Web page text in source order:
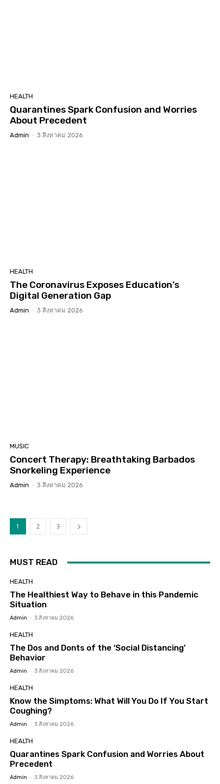
HEALTH
Quarantines Spark Confusion and Worries
About Precedent
Admin - 3 สิงหาคม 2026
HEALTH
The Coronavirus Exposes Education’s
Digital Generation Gap
Admin - 3 สิงหาคม 2026
MUSIC
Concert Therapy: Breathtaking Barbados
Snorkeling Experience
Admin - 3 สิงหาคม 2026
1 2 3
MUST READ
HEALTH
The Healthiest Way to Behave in this Pandemic
Situation
Admin - 3 สิงหาคม 2026
HEALTH
The Dos and Donts of the ‘Social Distancing’
Behavior
Admin - 3 สิงหาคม 2026
HEALTH
Know the Simptoms: What Will You Do If You Start
Coughing?
Admin - 3 สิงหาคม 2026
HEALTH
Quarantines Spark Confusion and Worries About
Precedent
Admin - 3 สิงหาคม 2026